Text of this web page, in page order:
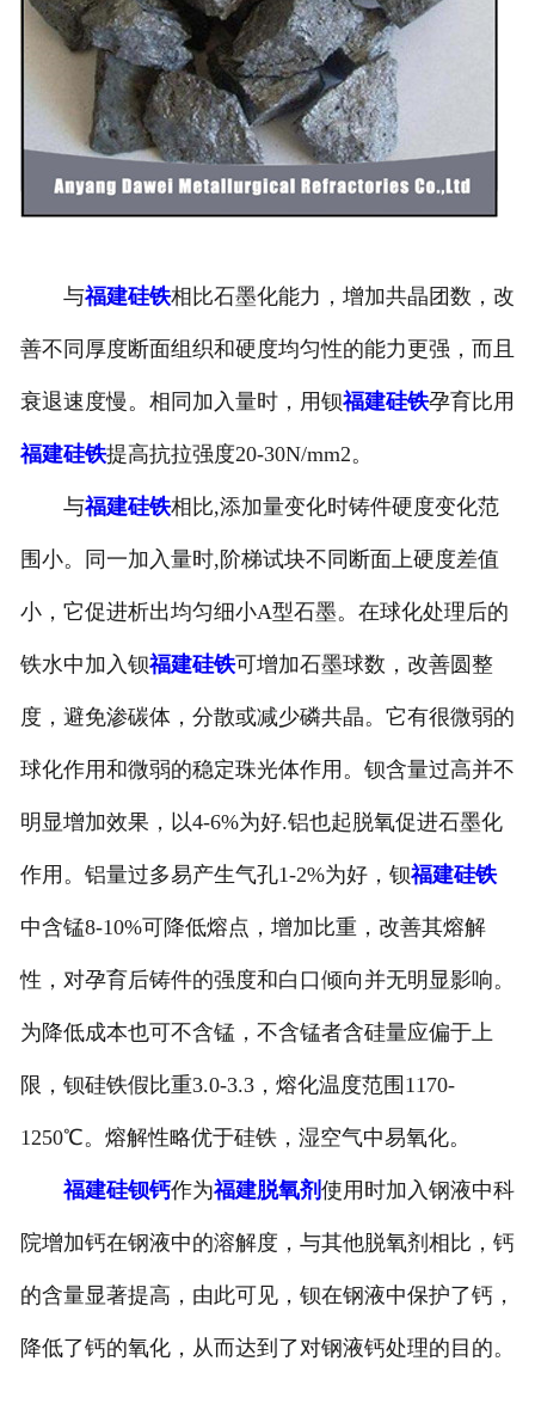
与福建硅铁相比石墨化能力，增加共晶团数，改
善不同厚度断面组织和硬度均匀性的能力更强，而且
衰退速度慢。相同加入量时，用钡福建硅铁孕育比用
福建硅铁提高抗拉强度20-30N/mm2。
与福建硅铁相比,添加量变化时铸件硬度变化范
围小。同一加入量时,阶梯试块不同断面上硬度差值
小，它促进析出均匀细小A型石墨。在球化处理后的
铁水中加入钡福建硅铁可增加石墨球数，改善圆整
度，避免渗碳体，分散或减少磷共晶。它有很微弱的
球化作用和微弱的稳定珠光体作用。钡含量过高并不
明显增加效果，以4-6%为好.铝也起脱氧促进石墨化
作用。铝量过多易产生气孔1-2%为好，钡福建硅铁
中含锰8-10%可降低熔点，增加比重，改善其熔解
性，对孕育后铸件的强度和白口倾向并无明显影响。
为降低成本也可不含锰，不含锰者含硅量应偏于上
限，钡硅铁假比重3.0-3.3，熔化温度范围1170-
1250℃。熔解性略优于硅铁，湿空气中易氧化。
福建硅钡钙作为福建脱氧剂使用时加入钢液中科
院增加钙在钢液中的溶解度，与其他脱氧剂相比，钙
的含量显著提高，由此可见，钡在钢液中保护了钙，
降低了钙的氧化，从而达到了对钢液钙处理的目的。